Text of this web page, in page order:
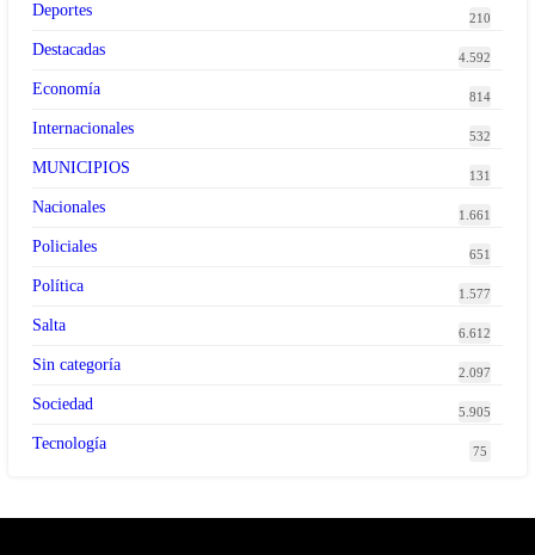
Deportes 210
Destacadas 4.592
Economía 814
Internacionales 532
MUNICIPIOS 131
Nacionales 1.661
Policiales 651
Política 1.577
Salta 6.612
Sin categoría 2.097
Sociedad 5.905
Tecnología 75